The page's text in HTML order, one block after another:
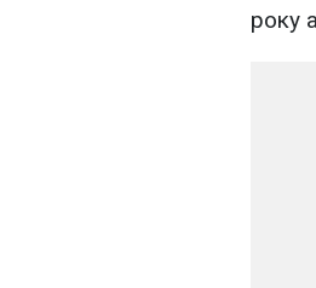
року